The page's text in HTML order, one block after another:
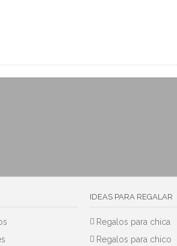
IDEAS PARA REGALAR
Regalos para chica
Regalos para chico